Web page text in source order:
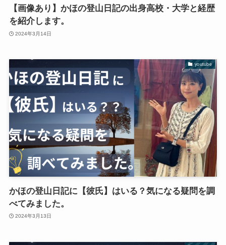
【画像あり】かほの登山日記の出身高校・大学と経歴
を紹介します。
2024年3月14日
youtube
かほの登山日記に【彼氏】はいる？気になる疑問を調
べてみました。
2024年3月13日